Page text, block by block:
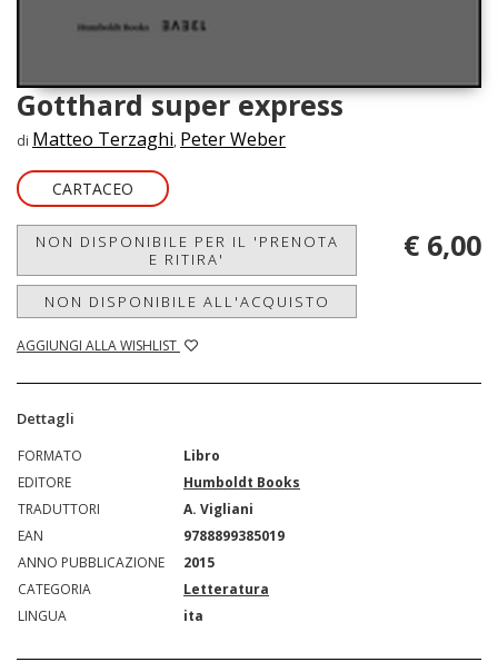
Gotthard super express
di Matteo Terzaghi, Peter Weber
CARTACEO
NON DISPONIBILE PER IL 'PRENOTA
E RITIRA'
NON DISPONIBILE ALL'ACQUISTO
AGGIUNGI ALLA WISHLIST
€ 6,00
Dettagli
FORMATO
Libro
EDITORE
Humboldt Books
TRADUTTORI
A. Vigliani
EAN
9788899385019
ANNO PUBBLICAZIONE
2015
CATEGORIA
Letteratura
LINGUA
ita